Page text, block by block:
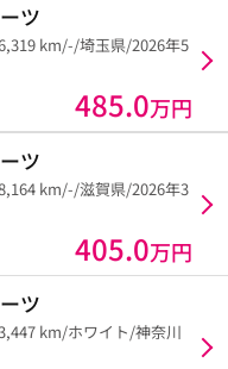
ツ
km/-/埼玉県/2026年5
485.0万円
ツ
km/-/滋賀県/2026年3
405.0万円
ツ
km/ホワイト/神奈川